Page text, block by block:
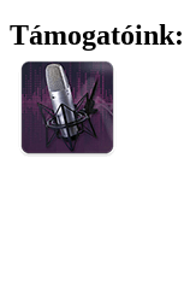
Támogatóink: